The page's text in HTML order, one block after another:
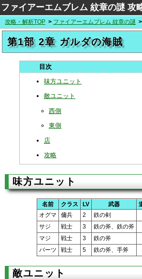
ファイアーエムブレム 紋章の謎 攻
攻略・解析TOP ファイアーエムブレム 紋章の謎
第1部 2章 ガルダの海賊
味方ユニット
敵ユニット
西側
東側
店
攻略
味方ユニット
名前 クラス LV 武器
オグマ
傭兵 2
鉄の剣
サジ
戦士 3
鉄の斧、鉄の斧
マジ
戦士 3
鉄の斧
バーツ
戦士 5 鉄の斧、手斧
敵ユニット